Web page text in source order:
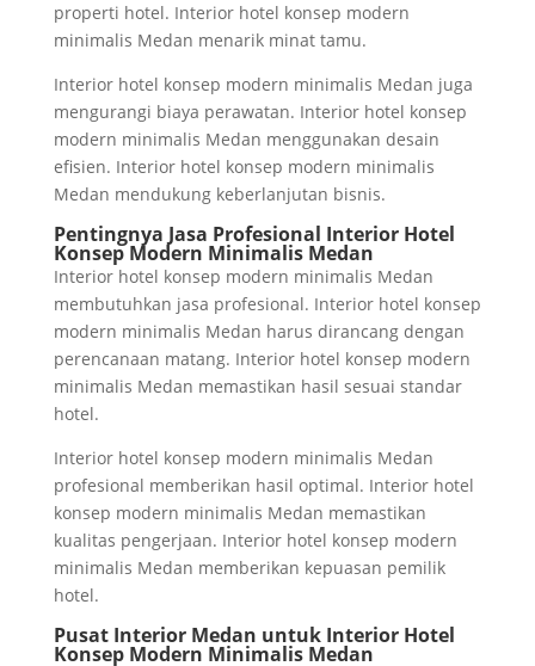
properti hotel. Interior hotel konsep modern
minimalis Medan menarik minat tamu.
Interior hotel konsep modern minimalis Medan juga
mengurangi biaya perawatan. Interior hotel konsep
modern minimalis Medan menggunakan desain
efisien. Interior hotel konsep modern minimalis
Medan mendukung keberlanjutan bisnis.
Pentingnya Jasa Profesional Interior Hotel
Konsep Modern Minimalis Medan
Interior hotel konsep modern minimalis Medan
membutuhkan jasa profesional. Interior hotel konsep
modern minimalis Medan harus dirancang dengan
perencanaan matang. Interior hotel konsep modern
minimalis Medan memastikan hasil sesuai standar
hotel.
Interior hotel konsep modern minimalis Medan
profesional memberikan hasil optimal. Interior hotel
konsep modern minimalis Medan memastikan
kualitas pengerjaan. Interior hotel konsep modern
minimalis Medan memberikan kepuasan pemilik
hotel.
Pusat Interior Medan untuk Interior Hotel
Konsep Modern Minimalis Medan